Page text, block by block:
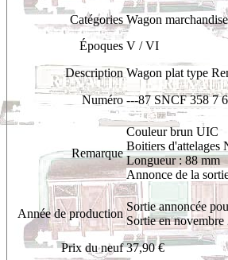
Catégories Wagon
Époques V / VI
Description Wagon plat type
Numéro ---87 SNCF 358 7
Remarque
Couleur brun UIC
Boitiers d'attelages
Longueur : 88 mm
Annonce de la
Année de production
Sortie annoncée
Sortie en novembre
Prix du neuf 37,90 €